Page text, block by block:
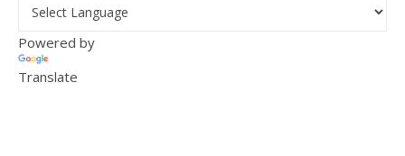
Powered by
Translate